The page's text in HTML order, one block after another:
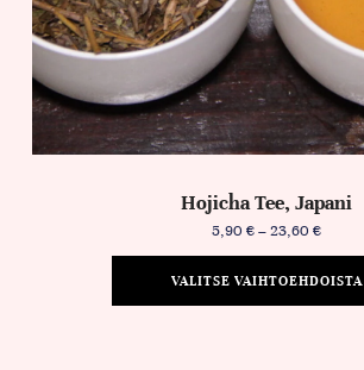
Hojicha Tee, Japani
5,90 €–23,60 €
VALITSE VAIHTOEHDOISTA